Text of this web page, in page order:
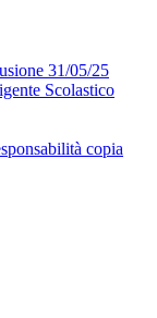
31/05/25
Scolastico
copia